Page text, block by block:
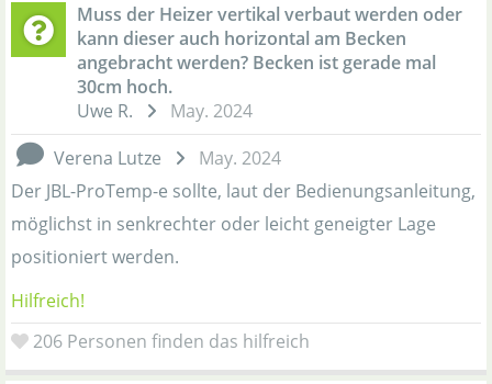
Muss der Heizer vertikal verbaut werden oder
kann dieser auch horizontal am Becken
angebracht werden? Becken ist gerade mal
30cm hoch.
Uwe R.
May. 2024
Verena Lutze
May. 2024
Der JBL-ProTemp-e sollte, laut der Bedienungsanleitung,
möglichst in senkrechter oder leicht geneigter Lage
positioniert werden.
Hilfreich!
206 Personen finden das hilfreich